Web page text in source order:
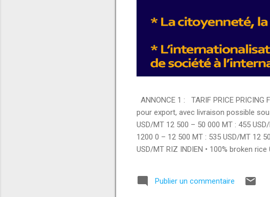
ANNONCE 1 : TARIF PRICE
pour export, avec livraison possible
USD/MT 12 500 – 50 000 MT : 455
1200 0 – 12 500 MT : 535 USD/MT 12
USD/MT RIZ INDIEN • 100% broken
000 MT : 420 USD/MT PRODUITS
USD/MT • Brazilian whole chicken :
Publier un commentaire